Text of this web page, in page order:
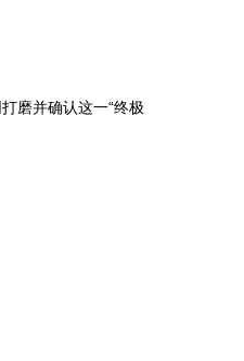
磨并确认这一“终极